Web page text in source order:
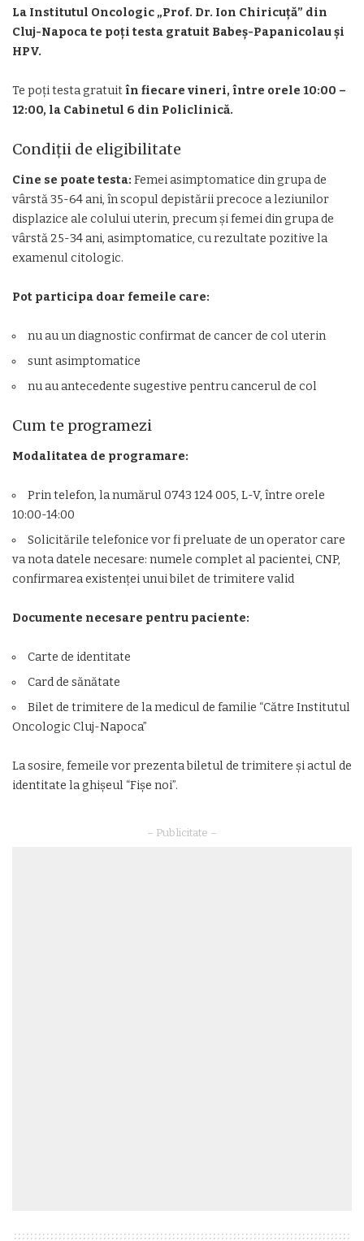
La Institutul Oncologic „Prof. Dr. Ion Chiricuță” din
Cluj-Napoca te poți testa gratuit Babeș-Papanicolau și
HPV.
Te poți testa gratuitîn fiecare vineri, între orele 10:00 –
12:00, la Cabinetul 6 din Policlinică.
Condiții de eligibilitate
Cine se poate testa: Femei asimptomatice din grupa de
vârstă 35-64 ani, în scopul depistării precoce a leziunilor
displazice ale colului uterin, precum și femei din grupa de
vârstă 25-34 ani, asimptomatice, cu rezultate pozitive la
examenul citologic.
Pot participa doar femeile care:
nu au un diagnostic confirmat de cancer de col uterin
sunt asimptomatice
nu au antecedente sugestive pentru cancerul de col
Cum te programezi
Modalitatea de programare:
Prin telefon, la numărul 0743 124 005, L-V, între orele
10:00-14:00
Solicitările telefonice vor fi preluate de un operator care
va nota datele necesare: numele complet al pacientei, CNP,
confirmarea existenței unui bilet de trimitere valid
Documente necesare pentru paciente:
Carte de identitate
Card de sănătate
Bilet de trimitere de la medicul de familie “Către Institutul
Oncologic Cluj-Napoca”
La sosire, femeile vor prezenta biletul de trimitere și actul de
identitate la ghișeul “Fișe noi”.
– Publicitate –